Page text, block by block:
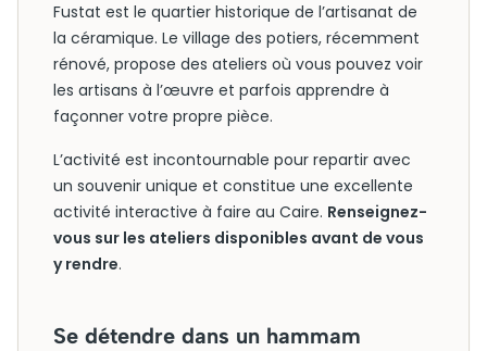
Fustat est le quartier historique de l’artisanat de
la céramique. Le village des potiers, récemment
rénové, propose des ateliers où vous pouvez voir
les artisans à l’œuvre et parfois apprendre à
façonner votre propre pièce.
L’activité est incontournable pour repartir avec
un souvenir unique et constitue une excellente
activité interactive à faire au Caire. Renseignez-
vous sur les ateliers disponibles avant de vous
y rendre.
Se détendre dans un hammam